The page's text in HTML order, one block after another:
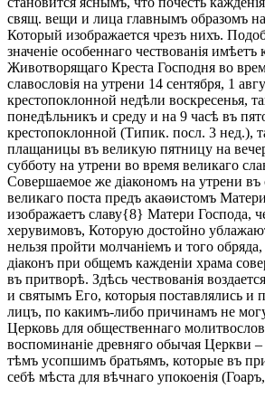
свящ. вещи и лица главнымъ образомъ
Который изображается чрезъ нихъ.
значеніе особеннаго чествованія имѣетъ
Животворящаго Креста Господня во
славословія на утрени 14 сентября, 1
крестопоклонной недѣли воскресенья,
понедѣльникъ и среду и на 9 часѣ въ
крестопоклонной (Типик. посл. 3 нед.),
плащаницы въ великую пятницу на
субботу на утрени во время великаго
Совершаемое же діакономъ на утрени
великаго поста предъ акаѳистомъ
изображаетъ славу{8} Матери Господа,
херувимовъ, Которую достойно
нельзя пройти молчаніемъ и того обряда,
діаконъ при общемъ кажденіи храма
въ притворѣ. Здѣсь чествованія
и святымъ Его, которыя поставлялись и
лицъ, по какимъ-либо причинамъ не
Церковь для общественнаго
воспоминаніе древняго обычая Церкви –
тѣмъ усопшимъ братьямъ, которые въ
себѣ мѣста для вѣчнаго упокоенія